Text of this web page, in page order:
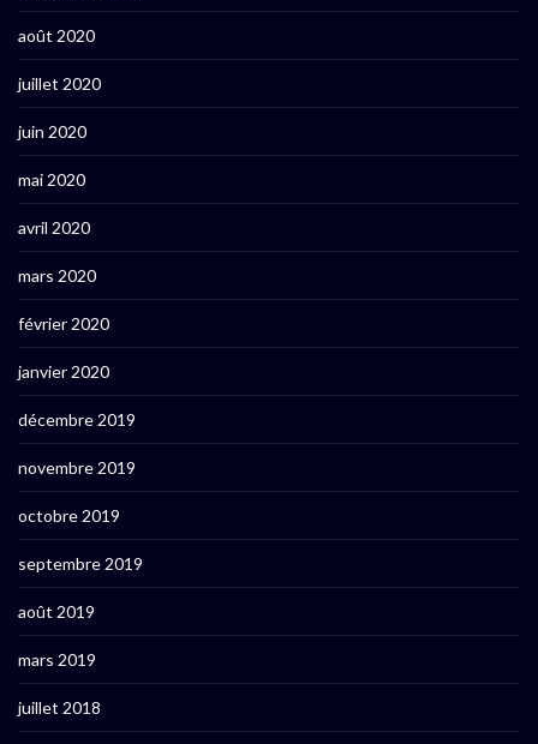
août 2020
juillet 2020
juin 2020
mai 2020
avril 2020
mars 2020
février 2020
janvier 2020
décembre 2019
novembre 2019
octobre 2019
septembre 2019
août 2019
mars 2019
juillet 2018